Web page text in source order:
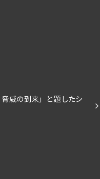
威の到来」と題したシ